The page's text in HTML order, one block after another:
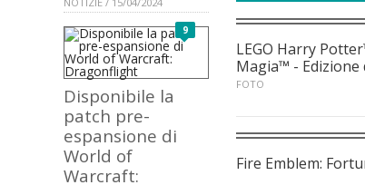
9
Disponibile la
patch pre-
espansione di
World of
Warcraft:
LEGO Harry
Magia™ - Edizione
FOTO
Fire Emblem: